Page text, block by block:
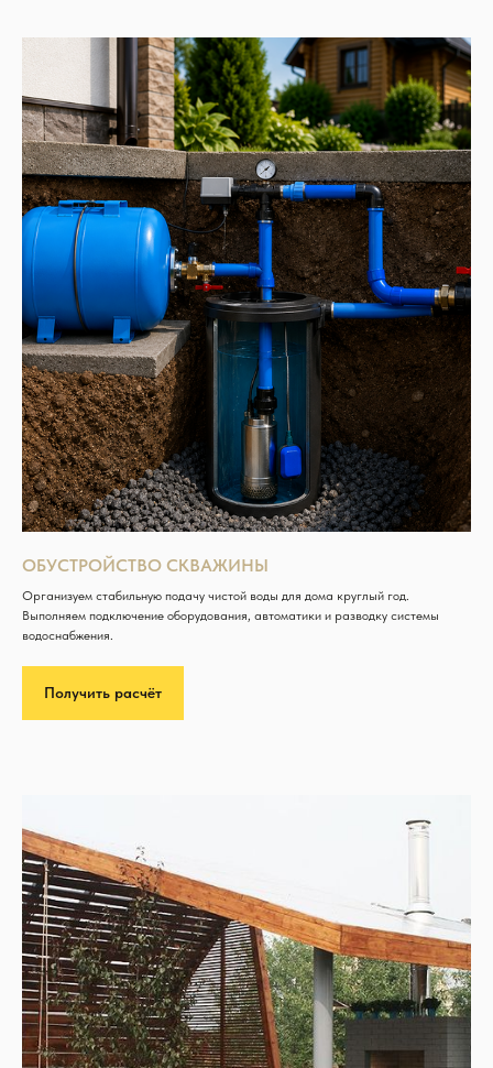
ОБУСТРОЙСТВО СКВАЖИНЫ
Организуем стабильную подачу чистой воды для дома круглый год.
Выполняем подключение оборудования, автоматики и разводку системы
водоснабжения.
Получить расчёт